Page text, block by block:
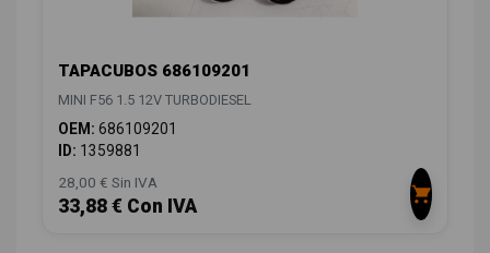
TAPACUBOS 686109201
MINI F56 1.5 12V TURBODIESEL
OEM: 686109201
ID: 1359881
28,00 € Sin IVA
33,88 € Con IVA